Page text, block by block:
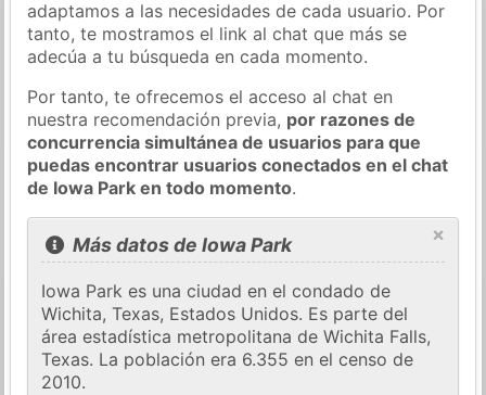
adaptamos a las necesidades de cada usuario. Por
tanto, te mostramos el link al chat que más se
adecúa a tu búsqueda en cada momento.
Por tanto, te ofrecemos el acceso al chat en
nuestra recomendación previa, por razones de
concurrencia simultánea de usuarios para que
puedas encontrar usuarios conectados en el chat
de Iowa Park en todo momento.
×
Más datos de Iowa Park
Iowa Park es una ciudad en el condado de
Wichita, Texas, Estados Unidos. Es parte del
área estadística metropolitana de Wichita Falls,
Texas. La población era 6.355 en el censo de
2010.